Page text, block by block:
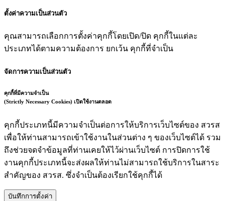
ตั้งค่าความเป็นส่วนตัว
คุณสามารถเลือกการตั้งค่าคุกกี้โดยเปิด/ปิด คุกกี้ในแต่ละ
ประเภทได้ตามความต้องการ ยกเว้น คุกกี้ที่จำเป็น
จัดการความเป็นส่วนตัว
คุกกี้ที่มีความจำเป็น
(Strictly Necessary Cookies) เปิดใช้งานตลอด
คุกกี้ประเภทนี้มีความจำเป็นต่อการให้บริการเว็บไซต์ของ สวรส
เพื่อให้ท่านสามารถเข้าใช้งานในส่วนต่าง ๆ ของเว็บไซต์ได้ รวม
ถึงช่วยจดจำข้อมูลที่ท่านเคยให้ไว้ผ่านเว็บไซต์ การปิดการใช้
งานคุกกี้ประเภทนี้จะส่งผลให้ท่านไม่สามารถใช้บริการในสาระ
สำคัญของ สวรส. ซึ่งจำเป็นต้องเรียกใช้คุกกี้ได้
บันทึกการตั้งค่า